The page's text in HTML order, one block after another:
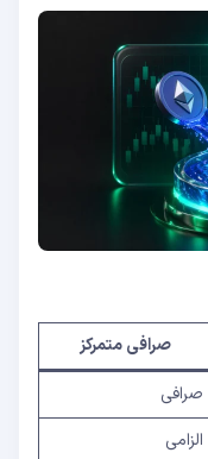
صرافی متمرکز
صرافی
الزامی